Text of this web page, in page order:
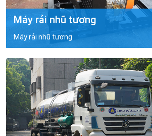
Máy rải nhũ tương
Máy rải nhũ tương